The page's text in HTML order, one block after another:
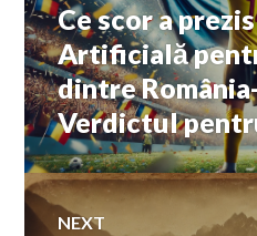
în
articole
Previous
post:
Ce scor a
Artificială
dintre
Verdictul
NEXT